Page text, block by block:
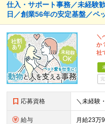
仕入・サポート事務／未経験
日／創業56年の安定基盤／ペ
＼
か
社
応募資格
給与